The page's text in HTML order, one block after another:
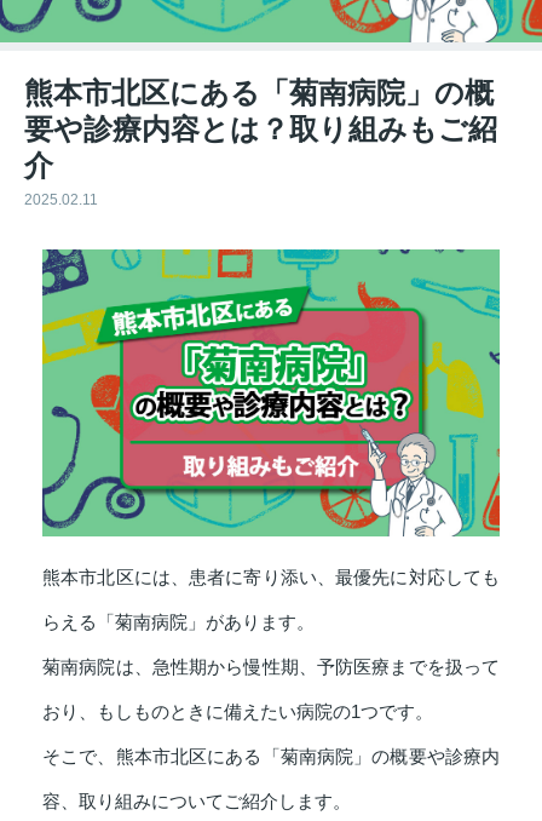
熊本市北区にある「菊南病院」の概
要や診療内容とは？取り組みもご紹
介
2025.02.11
熊本市北区には、患者に寄り添い、最優先に対応しても
らえる「菊南病院」があります。
菊南病院は、急性期から慢性期、予防医療までを扱って
おり、もしものときに備えたい病院の1つです。
そこで、熊本市北区にある「菊南病院」の概要や診療内
容、取り組みについてご紹介します。